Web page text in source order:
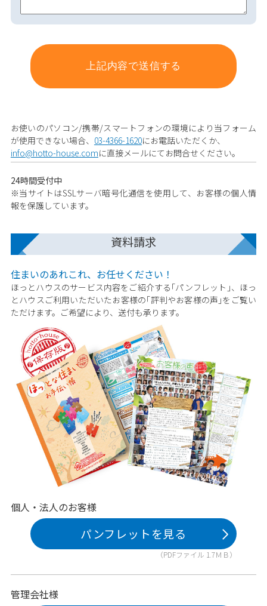
お使いのパソコン/携帯/スマートフォンの環境により当フォーム
が使用できない場合、 03-4366-1620にお電話いただくか、
info@hotto-house.comに直接メールにてお問合せください。
24時間受付中
※当サイトはSSLサーバ暗号化通信を使用して、お客様の個人情
報を保護しています。
資料請求
住まいのあれこれ、お任せください！
ほっとハウスのサービス内容をご紹介する｢パンフレット｣、ほっ
とハウスご利用いただいたお客様の｢評判やお客様の声｣をご覧い
ただけます。ご希望により、送付も承ります。
個人・法人のお客様
パンフレットを見る
（PDFファイル 1.7ＭＢ）
管理会社様